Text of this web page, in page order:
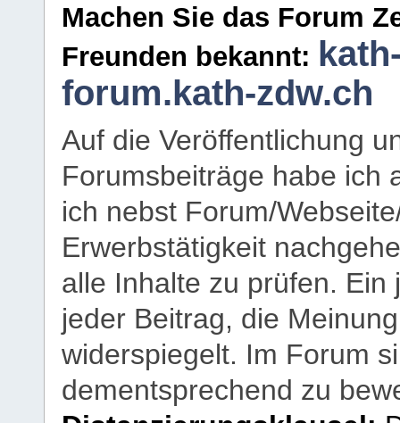
Machen Sie das Forum
Freunden bekannt:
forum.kath-zdw.ch
Auf die Veröffentlichung
Forumsbeiträge habe ich
ich nebst Forum/
Erwerbstätigkeit
alle Inhalte zu prüfen.
jeder Beitrag, die
widerspiegelt. Im Forum
dementsprechend zu